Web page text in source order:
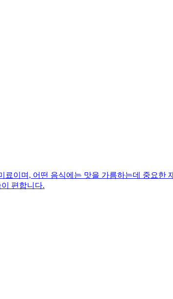
이며, 어떤 음식에는 맛을 가름하는데 중요한
편합니다.